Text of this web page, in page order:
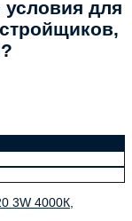
для
3W 4000К,